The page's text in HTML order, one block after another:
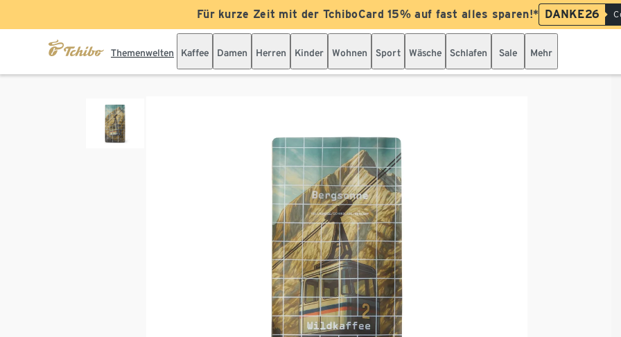
Für kurze Zeit mit der TchiboCard 15% auf fast alles sparen!* DANKE26
Themenwelten Kaffee Damen Herren Kinder Wohnen Sport Wäsche Schlafen Sale Mehr